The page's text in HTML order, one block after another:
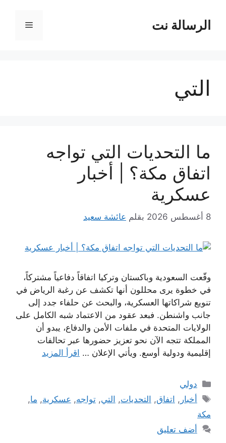
المحتوىالرسالة نت القائمة
التي
ما التحديات التي تواجه
اتفاق مكة؟ | أخبار
عسكرية
8 أغسطس 2026 بقلم عائشة سعيد
وقّعت السعودية وباكستان وتركيا اتفاقاً دفاعياً مشتركاً،
في خطوة يرى محللون أنها تكشف عن رغبة الرياض في
تنويع شراكاتها العسكرية، والبحث عن حلفاء جدد إلى
جانب واشنطن. فبعد عقود من الاعتماد شبه الكامل على
الولايات المتحدة في ملفات الأمن والدفاع، يبدو أن
المملكة تتجه الآن نحو تعزيز حضورها عبر تحالفات
إقليمية ودولية أوسع. ويأتي الإعلان … اقرأ المزيد
التصنيفات
دولي
الوسوم
أخبار , اتفاق, التحديات, التي,تواجه, عسكرية, ما,
مكة
أضف تعليق